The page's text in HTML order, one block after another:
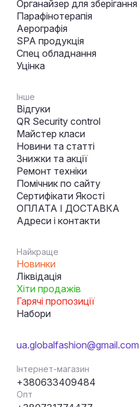
Органайзер для зберігання
Парафінотерапія
Аерографія
SPA продукція
Спец обладнання
Уцінка
Інше
Відгуки
QR Security control
Майстер класи
Новини та статті
Знижки та акції
Ремонт техніки
Помічник по сайту
Сертифікати Якості
ОПЛАТА І ДОСТАВКА
Адреси і контакти
Найкраще
Новинки
Ліквідація
Хіти продажів
Гарячі пропозиції
Набори
ua.globalfashion@gmail.com
Інтернет-магазин
+380633409484
Опт